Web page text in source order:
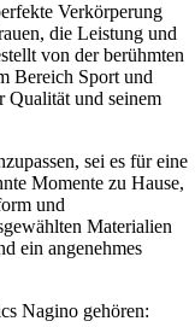
Verkörperung
die Leistung und
von der berühmten
Bereich Sport und
Qualität und seinem
sei es für eine
Momente zu Hause,
und
Materialien
ein angenehmes
Nagino gehören: